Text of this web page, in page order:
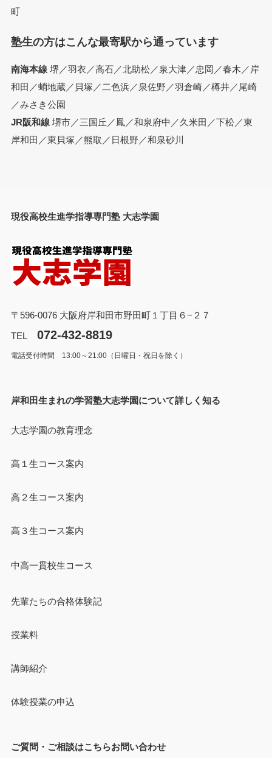
町
塾生の方はこんな最寄駅から通っています
南海本線堺／羽衣／高石／北助松／泉大津／忠岡／春木／岸
和田／蛸地蔵／貝塚／二色浜／泉佐野／羽倉崎／樽井／尾崎
／みさき公園
JR阪和線堺市／三国丘／鳳／和泉府中／久米田／下松／東
岸和田／東貝塚／熊取／日根野／和泉砂川
現役高校生進学指導専門塾 大志学園
〒596-0076 大阪府岸和田市野田町１丁目６−２７
TEL 072-432-8819
電話受付時間 13:00～21:00（日曜日・祝日を除く）
岸和田生まれの学習塾大志学園について詳しく知る
大志学園の教育理念
高１生コース案内
高２生コース案内
高３生コース案内
中高一貫校生コース
先輩たちの合格体験記
授業料
講師紹介
体験授業の申込
ご質問・ご相談はこちらお問い合わせ